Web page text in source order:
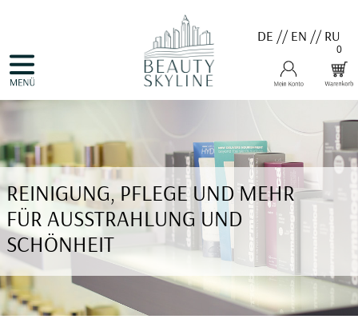
DE //EN //RU
0
NAVIGATION
VALMONT
MENARD
MEDER
COSNOBELL
PROBIO DERM・INFO
BELLEFONTAINE
DERMALOGICA
EVA GARDEN
APHRO CELINA
ANGEBOTE
REINIGUNG, PFLEGE UND MEHR
FÜR AUSSTRAHLUNG UND
SCHÖNHEIT